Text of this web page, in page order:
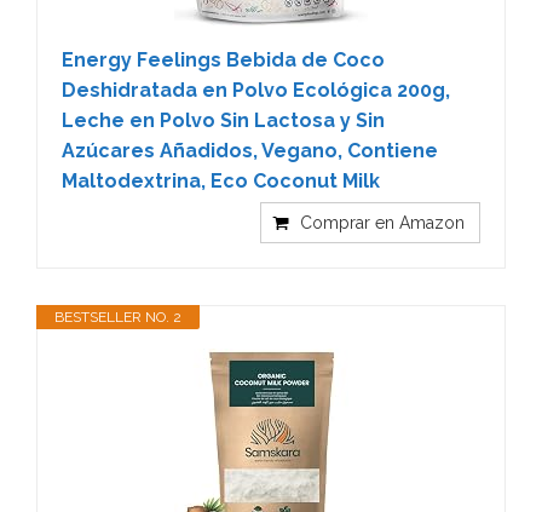
Energy Feelings Bebida de Coco
Deshidratada en Polvo Ecológica 200g,
Leche en Polvo Sin Lactosa y Sin
Azúcares Añadidos, Vegano, Contiene
Maltodextrina, Eco Coconut Milk
Comprar en Amazon
BESTSELLER NO. 2